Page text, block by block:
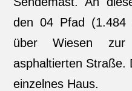
den 04 Pfad (1.484
über Wiesen zur
asphaltierten Straße.
einzelnes Haus.